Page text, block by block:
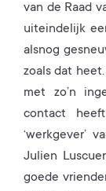
van de Raad
uiteindelijk
alsnog
zoals dat
met zo’n
contact
‘werkgever’
Julien
goede